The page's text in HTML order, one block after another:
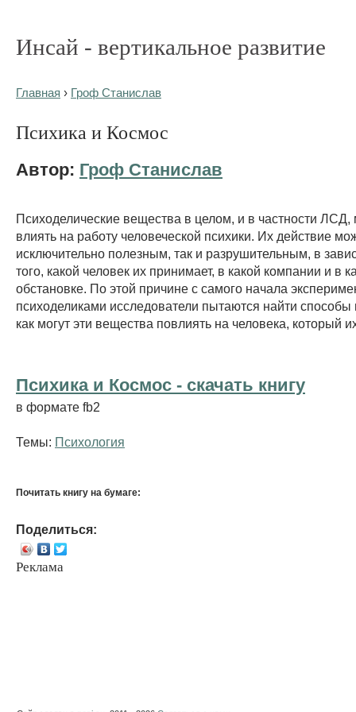
Инсай - вертикальное развитие
Главная › Гроф Станислав
Психика и Космос
Автор: Гроф Станислав
Психоделические вещества в целом, и в частности ЛСД,
влиять на работу человеческой психики. Их действие
исключительно полезным, так и разрушительным, в
того, какой человек их принимает, в какой компании и в
обстановке. По этой причине с самого начала
психоделиками исследователи пытаются найти способы
как могут эти вещества повлиять на человека, который
Психика и Космос - cкачать книгу
в формате fb2
Темы: Психология
Почитать книгу на бумаге:
Поделиться:
Реклама